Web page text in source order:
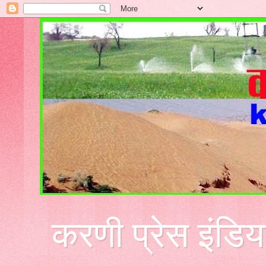
करणी प्रेस